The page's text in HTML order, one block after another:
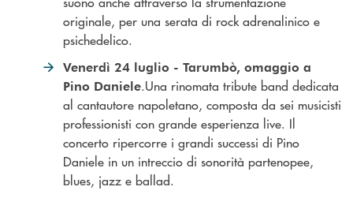
originale, per una serata di rock adrenalinico e
psichedelico.
Venerdì 24 luglio - Tarumbò, omaggio a
Pino Daniele.Una rinomata tribute band dedicata
al cantautore napoletano, composta da sei musicisti
professionisti con grande esperienza live. Il
concerto ripercorre i grandi successi di Pino
Daniele in un intreccio di sonorità partenopee,
blues, jazz e ballad.